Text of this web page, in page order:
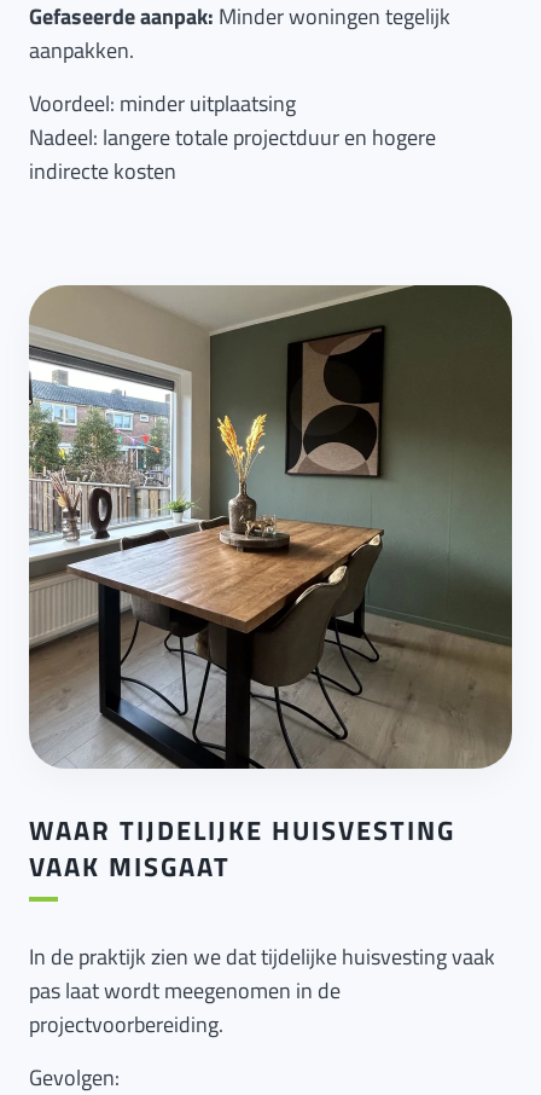
Gefaseerde aanpak: Minder woningen tegelijk
aanpakken.
Voordeel: minder uitplaatsing
Nadeel: langere totale projectduur en hogere
indirecte kosten
WAAR TIJDELIJKE HUISVESTING
VAAK MISGAAT
In de praktijk zien we dat tijdelijke huisvesting vaak
pas laat wordt meegenomen in de
projectvoorbereiding.
Gevolgen: